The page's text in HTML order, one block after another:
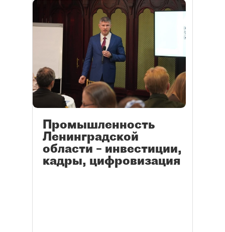
Промышленность
Ленинградской
области – инвестиции,
кадры, цифровизация